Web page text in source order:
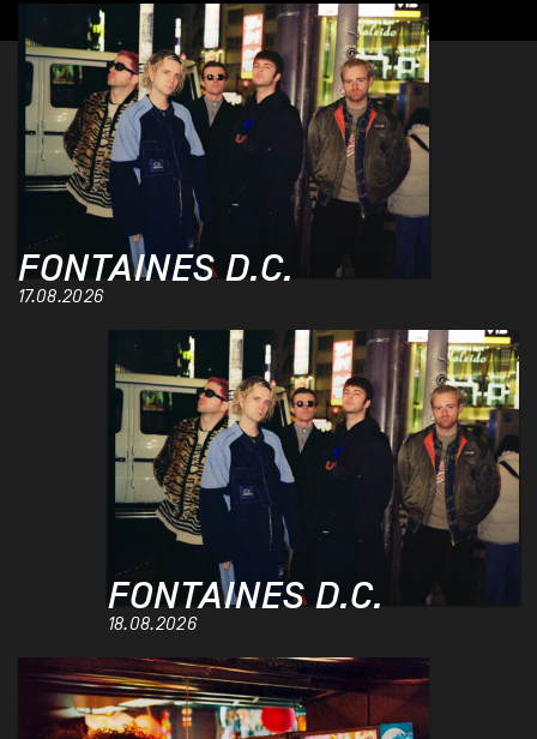
FONTAINES D.C.
17.08.2026
FONTAINES D.C.
18.08.2026